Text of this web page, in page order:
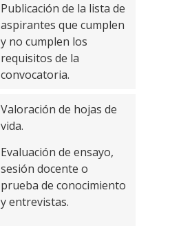
Publicación de la lista de
aspirantes que cumplen
y no cumplen los
requisitos de la
convocatoria.
Valoración de hojas de
vida.
Evaluación de ensayo,
sesión docente o
prueba de conocimiento
y entrevistas.